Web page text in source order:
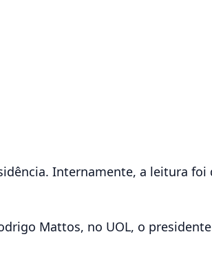
Internamente, a leitura
Mattos, no UOL, o